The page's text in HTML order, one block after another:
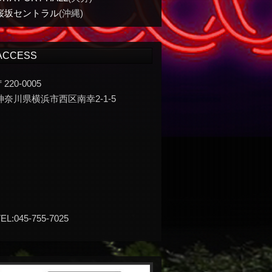
坂セントラル(沖縄)
220-0005
奈川県横浜市西区南幸2-1-5
755-7025